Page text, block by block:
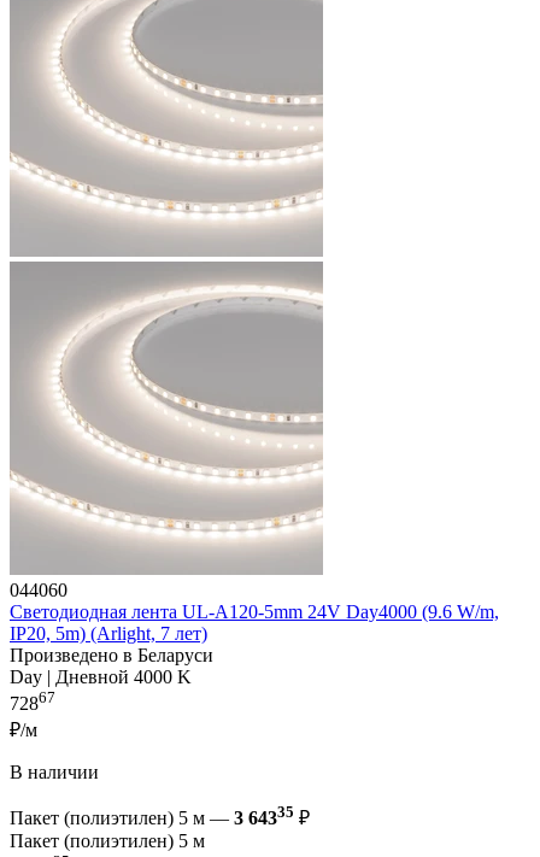
044060
Светодиодная лента UL-A120-5mm 24V Day4000 (9.6 W/m,
IP20, 5m) (Arlight, 7 лет)
Произведено в Беларуси
Day | Дневной 4000 K
72867
₽/м
В наличии
Пакет (полиэтилен) 5 м — 3 64335 ₽
Пакет (полиэтилен) 5 м